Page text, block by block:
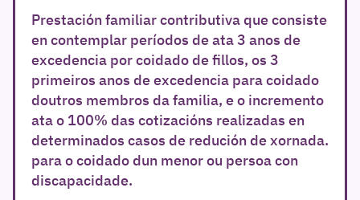
Prestación familiar contributiva que consiste
en contemplar períodos de ata 3 anos de
excedencia por coidado de fillos, os 3
primeiros anos de excedencia para coidado
doutros membros da familia, e o incremento
ata o 100% das cotizacións realizadas en
determinados casos de redución de xornada.
para o coidado dun menor ou persoa con
discapacidade.